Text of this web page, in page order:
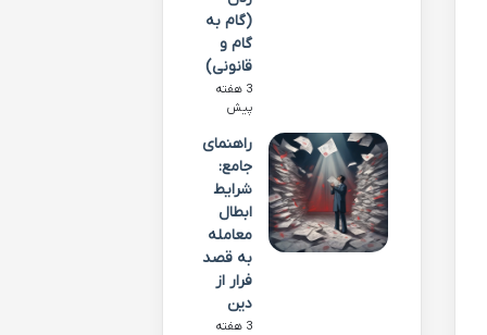
(گام به
گام و
قانونی)
3 هفته
پیش
راهنمای
جامع:
شرایط
ابطال
معامله
به قصد
فرار از
دین
3 هفته